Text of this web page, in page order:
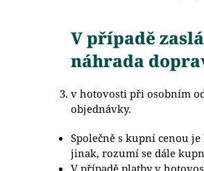
V případě
náhrada
v hotovosti při osobním
objednávky.
Společně s kupní cenou
jinak, rozumí se dále